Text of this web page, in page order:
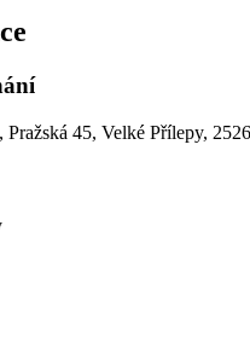
45, Velké Přílepy,